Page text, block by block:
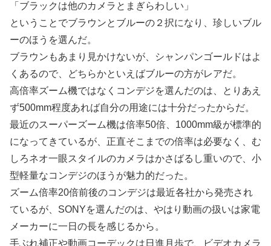
「ブラックは他のカメラとまぎらわしい」
ということでブラウンとブルーの２択になり、珍しいブル
ーのほうを選んだ。
ブラウンもあまり見かけないが、シャンパンゴールドはよ
くあるので、どちらかといえばブルーの方がレアだ。
高倍率ズーム機ではなくコンデジを選んだのは、とりあえ
ず500mm程度あれば自分の用途には十分だったからだ。
最近のスーパーズーム機は倍率50倍、1000mm級が標準的
になってきているが、正直そこまでの倍率は必要なく、む
しろネオ一眼スタイルのカメラはかさばるし重いので、小
型軽量なコンデジのほうが魅力的だった。
ズーム倍率20倍前後のコンデジは最近各社から発売され
ているが、SONYを選んだのは、やはり動画の扱いは家電
メーカーに一日の長を感じるから。
手ぶれ補正や動画コーデックは日進月歩で、ビデオカメラ